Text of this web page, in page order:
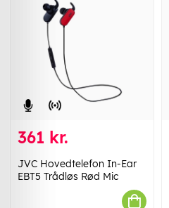
361 kr.
JVC Hovedtelefon In-Ear
EBT5 Trådløs Rød Mic